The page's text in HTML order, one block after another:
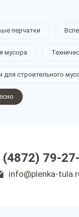
перчатки
мусора
строительного
(4872) 79-
info@plenka-